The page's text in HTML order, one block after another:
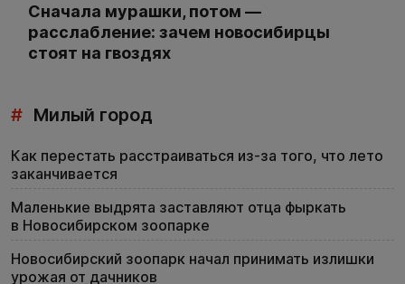
Сначала мурашки, потом —
расслабление: зачем новосибирцы
стоят на гвоздях
# Милый город
Как перестать расстраиваться из-за того, что лето
заканчивается
Маленькие выдрята заставляют отца фыркать
в Новосибирском зоопарке
Новосибирский зоопарк начал принимать излишки
урожая от дачников